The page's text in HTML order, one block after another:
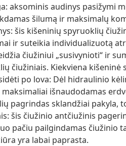
aksominis audinys pasižymi
šilumą ir maksimalų
šis kišeninių spyruoklių
ir suteikia individualizuotą
čiužiniui „susivynioti“ ir
čiužiniais. Kiekviena
po lova: Dėl hidraulinio
išnaudodamas
pagrindas sklandžiai pakyla,
šis čiužinio antčiužinis
pačiu pailgindamas čiužinio
yra labai paprasta.